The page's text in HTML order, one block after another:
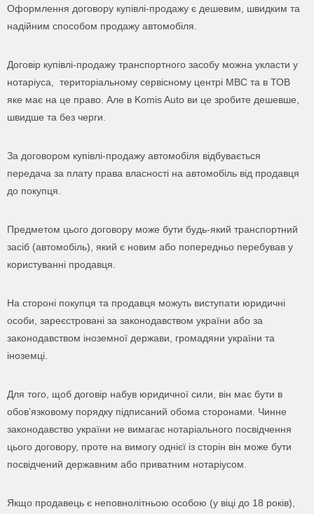
Оформлення договору купівлі-продажу є дешевим, швидким та
надійним способом продажу автомобіля.
Договір купівлі-продажу транспортного засобу можна укласти у
нотаріуса, територіальному сервісному центрі МВС та в ТОВ
яке має на це право. Але в Komis Auto ви це зробите дешевше,
швидше та без черги.
За договором купівлі-продажу автомобіля відбувається
передача за плату права власності на автомобіль від продавця
до покупця.
Предметом цього договору може бути будь-який транспортний
засіб (автомобіль), який є новим або попередньо перебував у
користуванні продавця.
На стороні покупця та продавця можуть виступати юридичні
особи, зареєстровані за законодавством україни або за
законодавством іноземної держави, громадяни україни та
іноземці.
Для того, щоб договір набув юридичної сили, він має бути в
обов’язковому порядку підписаний обома сторонами. Чинне
законодавство україни не вимагає нотаріального посвідчення
цього договору, проте на вимогу однієї із сторін він може бути
посвідчений державним або приватним нотаріусом.
Якщо продавець є неповнолітньою особою (у віці до 18 років),
Замовити дзвінок
Заповніть форму нижче і ми зв'яжемось з вами.
077 074 7779
Ваше ім'я
Ваш телефон
Ваше ім'я
Даю згоду на обробку персональних даних